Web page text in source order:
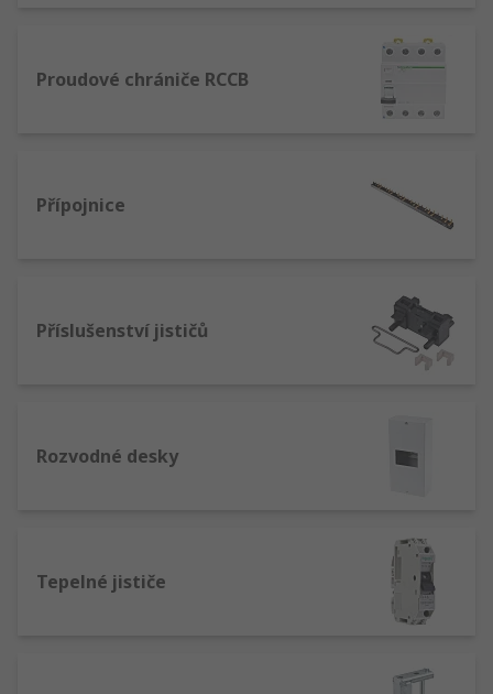
Proudové chrániče RCCB
Přípojnice
Příslušenství jističů
Rozvodné desky
Tepelné jističe